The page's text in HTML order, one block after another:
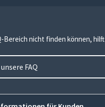
Bereich nicht finden können, hilft
FAQ